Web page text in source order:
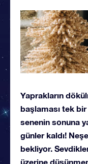
Yaprakların
başlaması tek
senenin sonuna
günler kaldı!
bekliyor.
üzerine